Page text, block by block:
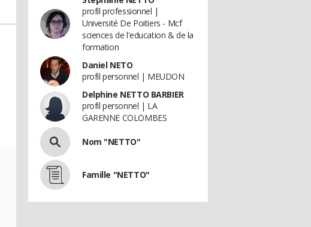
profil professionnel |
Université De Poitiers - Mcf
sciences de l'education & de la
formation
Daniel NETO
profil personnel | MEUDON
Delphine NETTO BARBIER
profil personnel | LA
GARENNE COLOMBES
Nom "NETTO"
Famille "NETTO"